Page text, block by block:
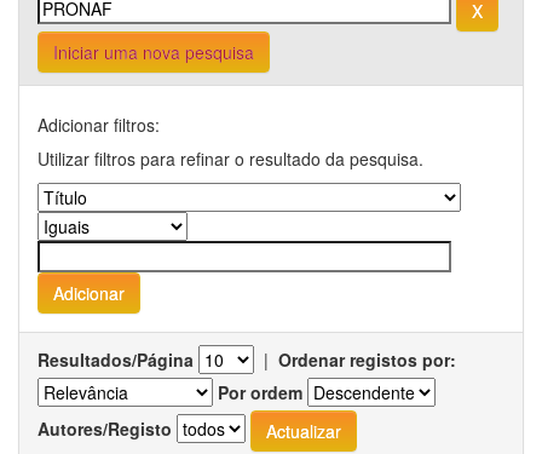
Iniciar uma nova pesquisa
Adicionar filtros:
Utilizar filtros para refinar o resultado da pesquisa.
Resultados/Página | Ordenar registos por:
Por ordem
Autores/Registo